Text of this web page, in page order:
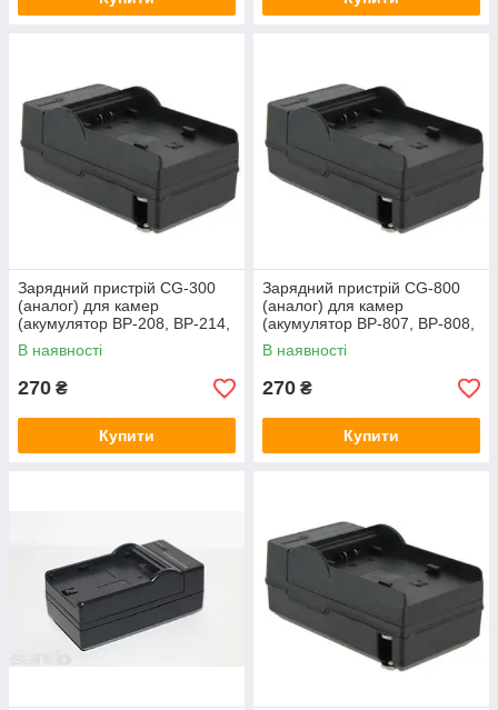
Зарядний пристрій CG-300
(аналог) для камер
(акумулятор BP-208, BP-214,
BP-218, BP-308, BP-310, BP-
315)
В наявності
270 ₴
Купити
Зарядний пристрій CG-800
(аналог) для камер
(акумулятор BP-807, BP-808,
BP-809 BP-819, BP-827, BP-
828)
В наявності
270 ₴
Купити